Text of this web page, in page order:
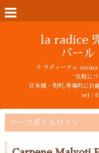
la radice
バール
ラ ラディーチェ
~気軽に
日本橋・兜町,茅場町にお
tel :
ハーフボトルワイン